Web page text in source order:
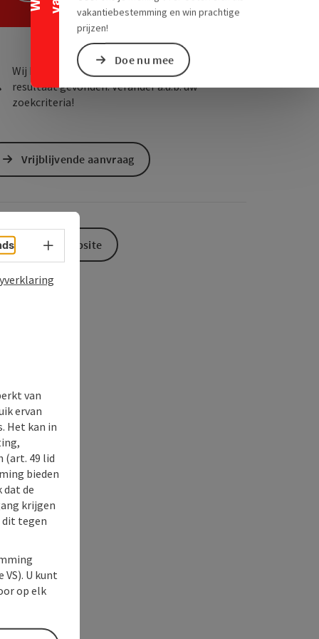
vakantiebestemming en win prachtige
prijzen!
Doe nu mee
Wij hebben voor uw zoekopdracht geen passend
resultaat gevonden. Verander a.u.b. uw
zoekcriteria!
Vrijblijvende aanvraag
Naar de website
Taalkeuze - menu openen
van
ervan
Het kan in
(art. 49 lid
bieden
dat de
krijgen
dit tegen
U kunt
op elk